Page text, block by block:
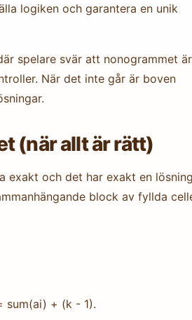
logiken och garantera en unik
spelare svär att nonogrammet är
När det inte går är boven
(när allt är rätt)
exakt och det har exakt en
block av fyllda
sum(ai) + (k - 1).